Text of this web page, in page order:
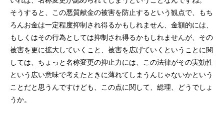
そうすると、この悪質献金の被害を防止するという観点で、もち
ろんお金は一定程度抑制され得るかもしれません、金額的には、
もしくはその行為としては抑制され得るかもしれませんが、その
被害を更に拡大していくこと、被害を広げていくということに関
しては、ちょっと名称変更の抑止力には、この法律がその実効性
という広い意味で考えたときに薄れてしまうんじゃないかという
ことだと思うんですけども、この点に関して、総理、どうでしょ
うか。